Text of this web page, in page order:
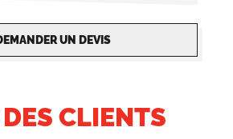
UN DEVIS
CLIENTS